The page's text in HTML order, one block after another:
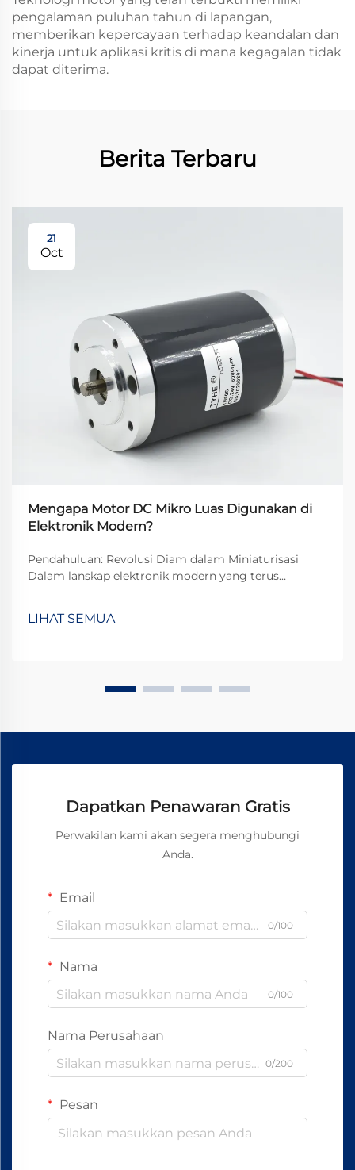
pengalaman puluhan tahun di lapangan,
memberikan kepercayaan terhadap keandalan dan
kinerja untuk aplikasi kritis di mana kegagalan tidak
dapat diterima.
Berita Terbaru
21
Oct
Mengapa Motor DC Mikro Luas Digunakan di
Elektronik Modern?
Pendahuluan: Revolusi Diam dalam Miniaturisasi
Dalam lanskap elektronik modern yang terus
menggerakkan interaksi teknologi sehari-hari kita.
LIHAT SEMUA
Dapatkan Penawaran Gratis
Perwakilan kami akan segera menghubungi
Anda.
Email
0/100
Nama
0/100
Nama Perusahaan
0/200
Pesan